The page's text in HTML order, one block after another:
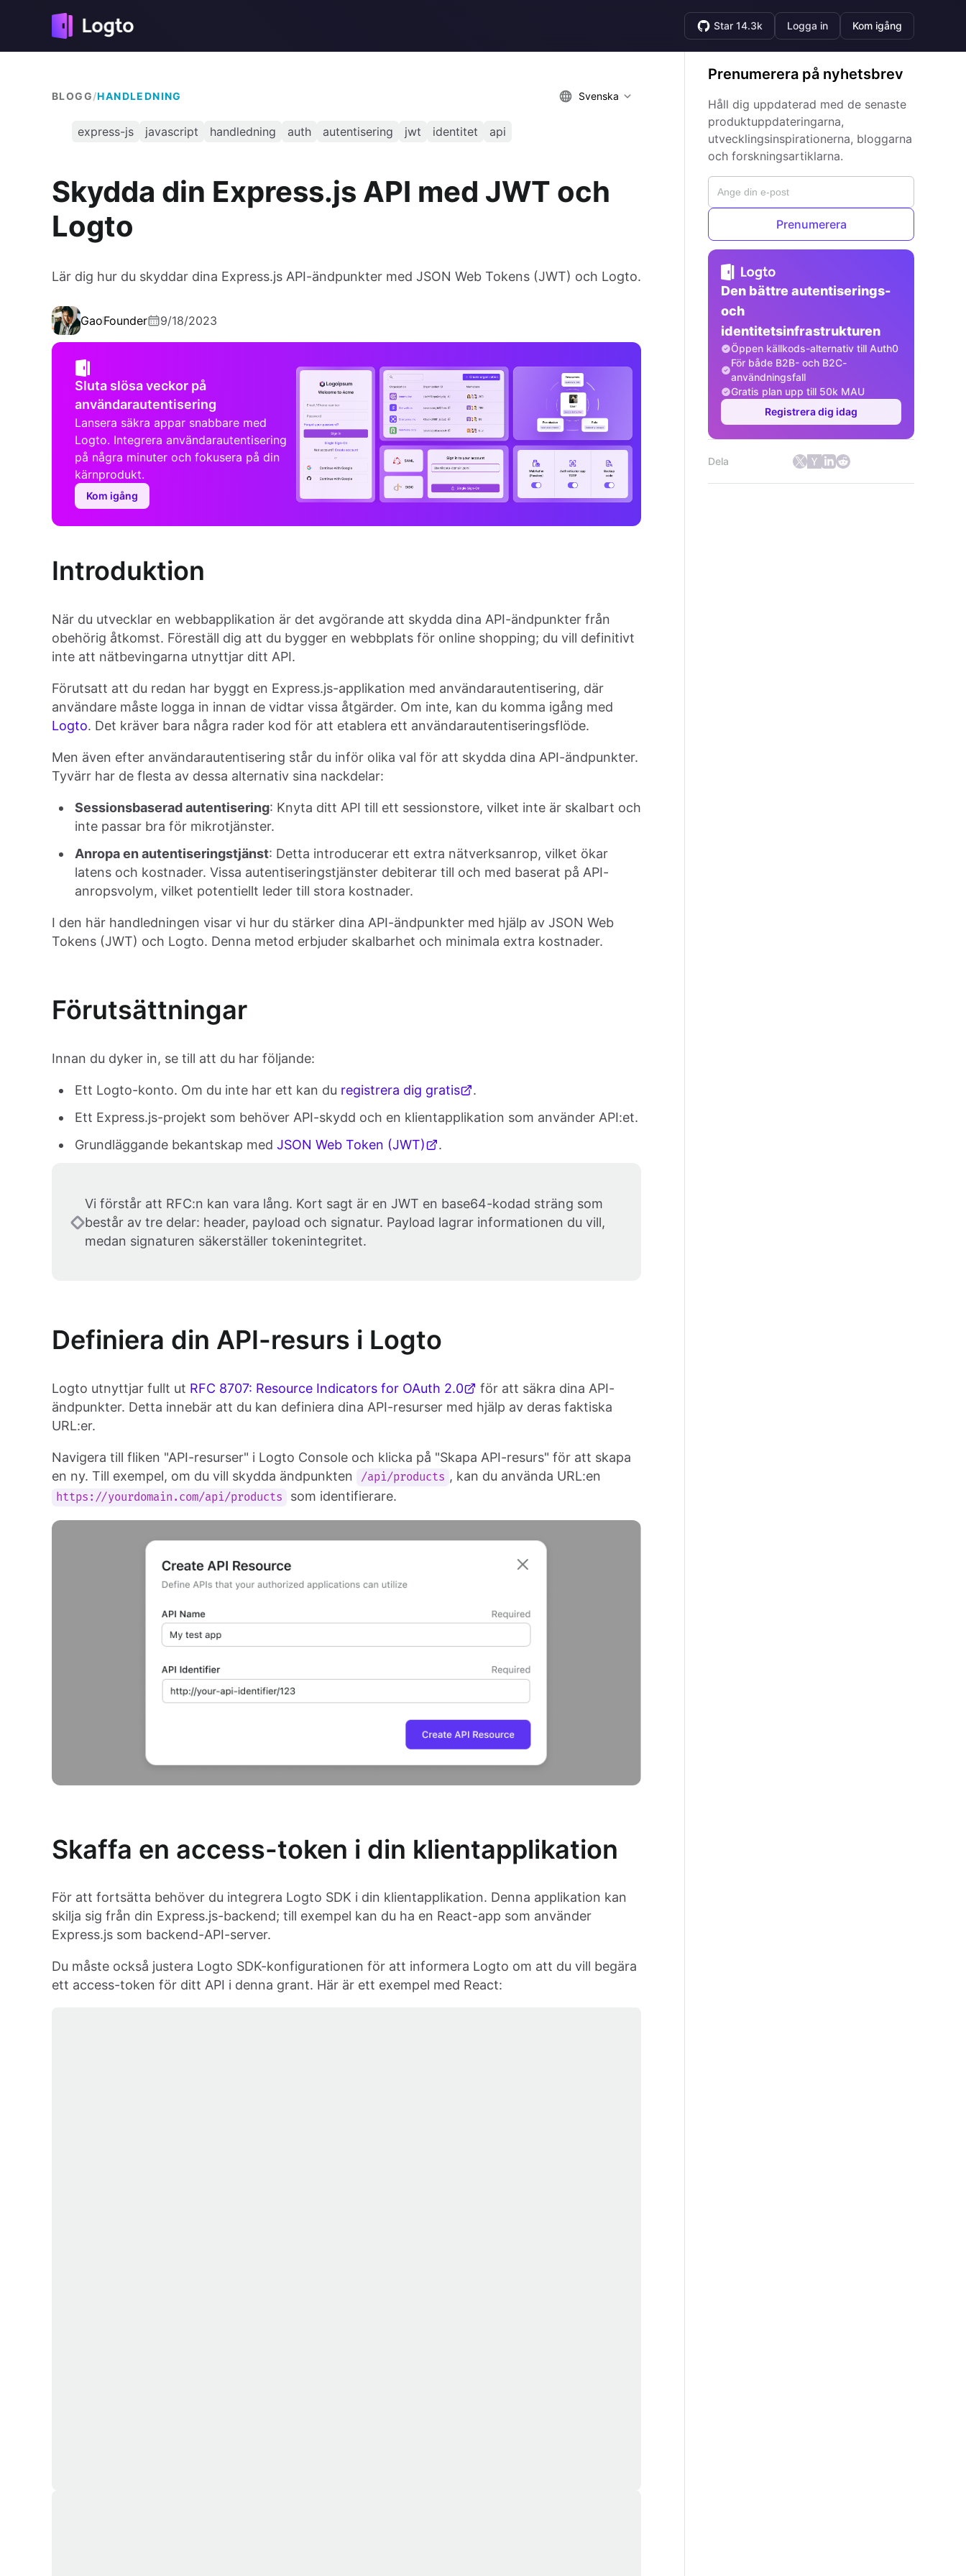
Star 14.3k Logga in Kom igång
BLOGG/HANDLEDNING Svenska
express-js javascript handledning auth autentisering jwt identitet api
Skydda din Express.js API med JWT och
Logto
Lär dig hur du skyddar dina Express.js API-ändpunkter med JSON Web Tokens (JWT) och Logto.
GaoFounder 9/18/2023
Sluta slösa veckor på
användarautentisering
Lansera säkra appar snabbare med
Logto. Integrera användarautentisering
på några minuter och fokusera på din
kärnprodukt.
Kom igång
Introduktion
När du utvecklar en webbapplikation är det avgörande att skydda dina API-ändpunkter från
obehörig åtkomst. Föreställ dig att du bygger en webbplats för online shopping; du vill definitivt
inte att nätbevingarna utnyttjar ditt API.
Förutsatt att du redan har byggt en Express.js-applikation med användarautentisering, där
användare måste logga in innan de vidtar vissa åtgärder. Om inte, kan du komma igång med
Logto. Det kräver bara några rader kod för att etablera ett användarautentiseringsflöde.
Men även efter användarautentisering står du inför olika val för att skydda dina API-ändpunkter.
Tyvärr har de flesta av dessa alternativ sina nackdelar:
Sessionsbaserad autentisering: Knyta ditt API till ett sessionstore, vilket inte är skalbart och
inte passar bra för mikrotjänster.
Anropa en autentiseringstjänst: Detta introducerar ett extra nätverksanrop, vilket ökar
latens och kostnader. Vissa autentiseringstjänster debiterar till och med baserat på API-
anropsvolym, vilket potentiellt leder till stora kostnader.
I den här handledningen visar vi hur du stärker dina API-ändpunkter med hjälp av JSON Web
Tokens (JWT) och Logto. Denna metod erbjuder skalbarhet och minimala extra kostnader.
Förutsättningar
Innan du dyker in, se till att du har följande:
Ett Logto-konto. Om du inte har ett kan du registrera dig gratis
.
Ett Express.js-projekt som behöver API-skydd och en klientapplikation som använder API:et.
Grundläggande bekantskap med JSON Web Token (JWT) .
Vi förstår att RFC:n kan vara lång. Kort sagt är en JWT en base64-kodad sträng som
består av tre delar: header, payload och signatur. Payload lagrar informationen du vill,
medan signaturen säkerställer tokenintegritet.
Definiera din API-resurs i Logto
Logto utnyttjar fullt ut RFC 8707: Resource Indicators for OAuth 2.0
för att säkra dina API-
ändpunkter. Detta innebär att du kan definiera dina API-resurser med hjälp av deras faktiska
URL:er.
Navigera till fliken "API-resurser" i Logto Console och klicka på "Skapa API-resurs" för att skapa
en ny. Till exempel, om du vill skydda ändpunkten
/api/products , kan du använda URL:en
https://yourdomain.com/api/products som identifierare.
Skaffa en access-token i din klientapplikation
För att fortsätta behöver du integrera Logto SDK i din klientapplikation. Denna applikation kan
skilja sig från din Express.js-backend; till exempel kan du ha en React-app som använder
Express.js som backend-API-server.
Du måste också justera Logto SDK-konfigurationen för att informera Logto om att du vill begära
ett access-token för ditt API i denna grant. Här är ett exempel med React:
Prenumerera på nyhetsbrev
Håll dig uppdaterad med de senaste
produktuppdateringarna,
utvecklingsinspirationerna, bloggarna
och forskningsartiklarna.
Prenumerera
Den bättre autentiserings-
och
identitetsinfrastrukturen
Öppen källkods-alternativ till Auth0
För både B2B- och B2C-
användningsfall
Gratis plan upp till 50k MAU
Registrera dig idag
Dela